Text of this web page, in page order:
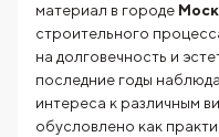
материал в городе
строительного
на долговечность и
последние годы
интереса к различным
обусловлено как